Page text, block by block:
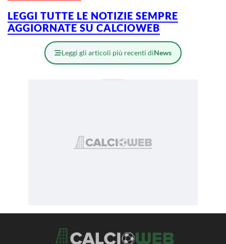
LEGGI TUTTE LE NOTIZIE SEMPRE
AGGIORNATE SU CALCIOWEB
Leggi gli articoli più recenti diNews